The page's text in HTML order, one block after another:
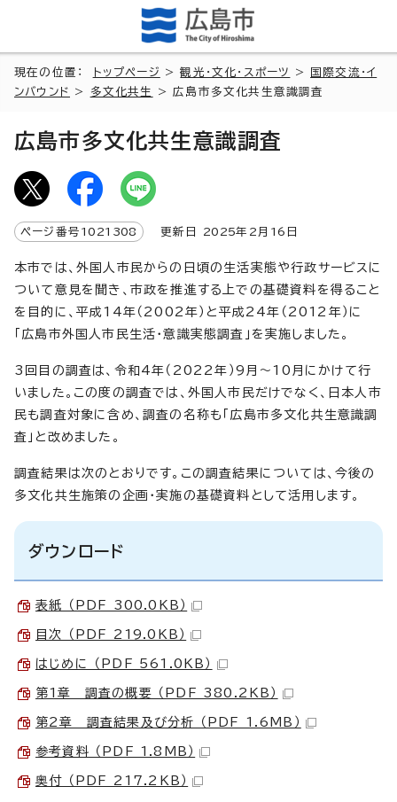
現在の位置： トップページ >観光・文化・スポーツ >
国際交流・イ
ンバウンド
> 多文化共生 > 広島市多文化共生意識調査
広島市多文化共生意識調査
ページ番号 1021308 更新日 2025年2月 16 日
本市では、外国人市民からの日頃の生活実態や行政サービスに
ついて意見を聞き、市政を推進する上での基礎資料を得ること
を目的に、平成14年（2002年）と平成24年（2012年）に
「広島市外国人市民生活・意識実態調査」を実施しました。
3回目の調査は、令和4年（2022年）9月～10月にかけて行
いました。この度の調査では、外国人市民だけでなく、日本人市
民も調査対象に含め、調査の名称も「広島市多文化共生意識調
査」と改めました。
調査結果は次のとおりです。この調査結果については、今後の
多文化共生施策の企画・実施の基礎資料として活用します。
ダウンロード
表紙 （PDF 300.0KB）
目次 （PDF 219.0KB）
はじめに （PDF 561.0KB）
第1章 調査の概要 （PDF 380.2KB）
第2章 調査結果及び分析 （PDF 1.6MB）
参考資料 （PDF 1.8MB）
奥付 （PDF 217.2KB）